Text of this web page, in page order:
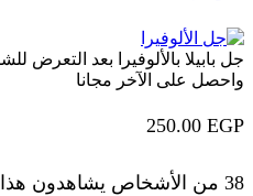
واحصل على الآخر مجانا
250.00 EGP
38 من الأشخاص يشاهدون هذا المنتج الآن